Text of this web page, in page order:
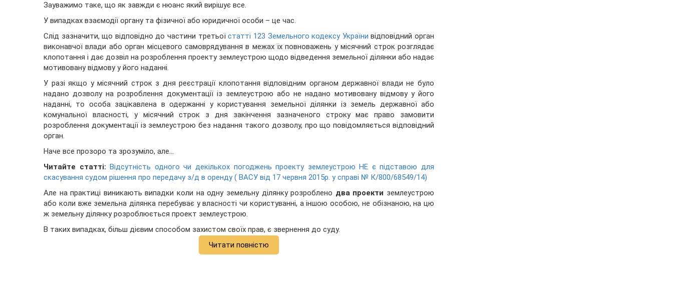
Зауважимо таке, що як завжди є нюанс який вирішує все.
У випадках взаємодії органу та фізичної або юридичної особи – це час.
Слід зазначити, що відповідно до частини третьоїстатті 123 Земельного кодексу України відповідний орган
виконавчої влади або орган місцевого самоврядування в межах їх повноважень у місячний строк розглядає
клопотання і дає дозвіл на розроблення проекту землеустрою щодо відведення земельної ділянки або надає
мотивовану відмову у його наданні.
У разі якщо у місячний строк з дня реєстрації клопотання відповідним органом державної влади не було
надано дозволу на розроблення документації із землеустрою або не надано мотивовану відмову у його
наданні, то особа зацікавлена в одержанні у користування земельної ділянки із земель державної або
комунальної власності, у місячний строк з дня закінчення зазначеного строку має право замовити
розроблення документації із землеустрою без надання такого дозволу, про що повідомляється відповідний
орган.
Наче все прозоро та зрозуміло, але…
Читайте статті: Відсутність одного чи декількох погоджень проекту землеустрою НЕ є підставою для
скасування судом рішення про передачу з/д в оренду ( ВАСУ від 17 червня 2015р. у справі № К/800/68549/14)
Але на практиці виникають випадки коли на одну земельну ділянку розроблено два проекти землеустрою
або коли вже земельна ділянка перебуває у власності чи користуванні, а іншою особою, не обізнаною, на цю
ж земельну ділянку розроблюється проект землеустрою.
В таких випадках, більш дієвим способом захистом своїх прав, є звернення до суду.
Читати повністю